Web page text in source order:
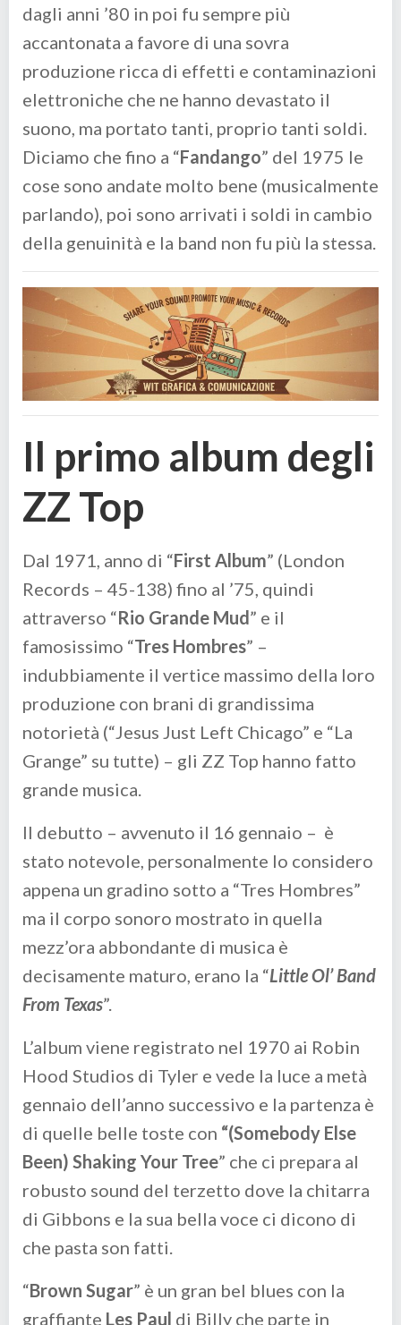
dagli anni ’80 in poi fu sempre più
accantonata a favore di una sovra
produzione ricca di effetti e contaminazioni
elettroniche che ne hanno devastato il
suono, ma portato tanti, proprio tanti soldi.
Diciamo che fino a “Fandango” del 1975 le
cose sono andate molto bene (musicalmente
parlando), poi sono arrivati i soldi in cambio
della genuinità e la band non fu più la stessa.
Il primo album degli
ZZ Top
Dal 1971, anno di “First Album” (London
Records – 45-138) fino al ’75, quindi
attraverso “Rio Grande Mud” e il
famosissimo “Tres Hombres” –
indubbiamente il vertice massimo della loro
produzione con brani di grandissima
notorietà (“Jesus Just Left Chicago” e “La
Grange” su tutte) – gli ZZ Top hanno fatto
grande musica.
Il debutto – avvenuto il 16 gennaio – è
stato notevole, personalmente lo considero
appena un gradino sotto a “Tres Hombres”
ma il corpo sonoro mostrato in quella
mezz’ora abbondante di musica è
decisamente maturo, erano la “Little Ol’ Band
From Texas”.
L’album viene registrato nel 1970 ai Robin
Hood Studios di Tyler e vede la luce a metà
gennaio dell’anno successivo e la partenza è
di quelle belle toste con “(Somebody Else
Been) Shaking Your Tree” che ci prepara al
robusto sound del terzetto dove la chitarra
di Gibbons e la sua bella voce ci dicono di
che pasta son fatti.
“Brown Sugar” è un gran bel blues con la
graffiante Les Paul di Billy che parte in